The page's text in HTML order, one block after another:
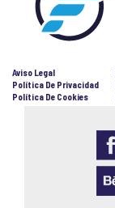
Aviso Legal
Política De Privacidad
Política De Cookies